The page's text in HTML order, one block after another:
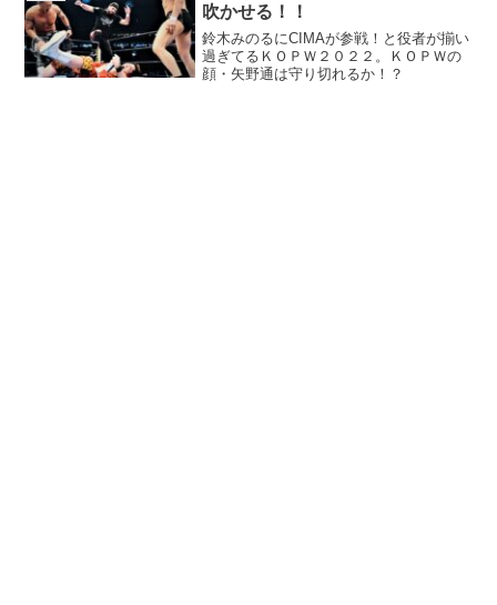
吹かせる！！
鈴木みのるにCIMAが参戦！と役者が揃い
過ぎてるＫＯＰＷ２０２２。ＫＯＰＷの
顔・矢野通は守り切れるか！？